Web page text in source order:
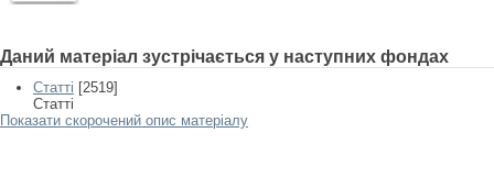
Даний матеріал зустрічається у наступних фондах
Статті [2519]
Статті
Показати скорочений опис матеріалу